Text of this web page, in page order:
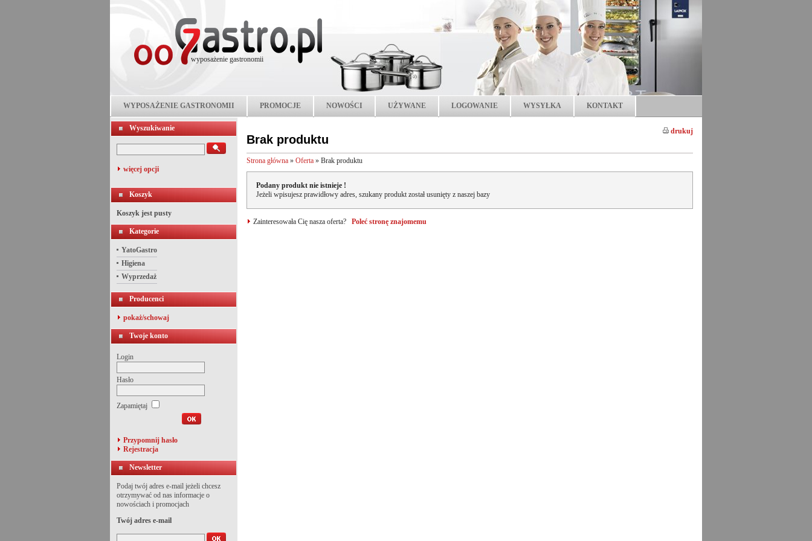
wyposażenie gastronomii
WYPOSAŻENIE GASTRONOMII PROMOCJE NOWOŚCI UŻYWANE LOGOWANIE WYSYŁKA KONTAKT
Wyszukiwanie
więcej opcji
Koszyk
Koszyk jest pusty
Kategorie
YatoGastro
Higiena
Wyprzedaż
Producenci
pokaż/schowaj
Twoje konto
Login
Hasło
Zapamiętaj
Przypomnij hasło
Rejestracja
Newsletter
Podaj twój adres e-mail jeżeli chcesz
otrzymywać od nas informacje o
nowościach i promocjach
Twój adres e-mail
drukuj
Brak produktu
Strona główna » Oferta » Brak produktu
Podany produkt nie istnieje !
Jeżeli wpisujesz prawidłowy adres, szukany produkt został usunięty z naszej bazy
Zainteresowała Cię nasza oferta? Poleć stronę znajomemu